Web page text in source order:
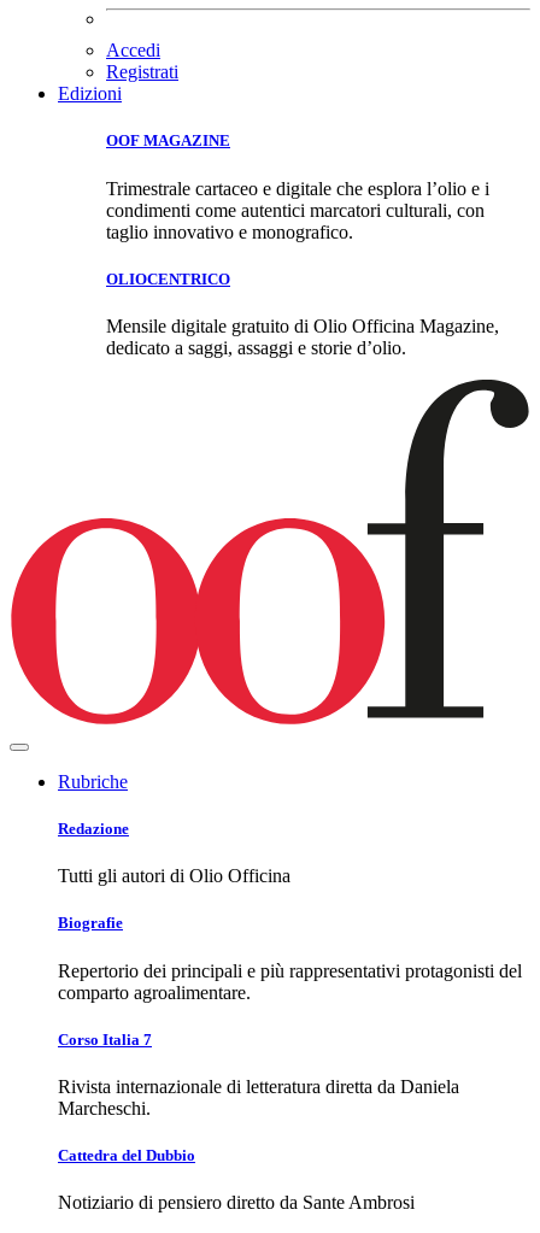
Accedi
Registrati
Edizioni
OOF MAGAZINE
Trimestrale cartaceo e digitale che esplora l’olio e i
condimenti come autentici marcatori culturali, con
taglio innovativo e monografico.
OLIOCENTRICO
Mensile digitale gratuito di Olio Officina Magazine,
dedicato a saggi, assaggi e storie d’olio.
Rubriche
Redazione
Tutti gli autori di Olio Officina
Biografie
Repertorio dei principali e più rappresentativi protagonisti del
comparto agroalimentare.
Corso Italia 7
Rivista internazionale di letteratura diretta da Daniela
Marcheschi.
Cattedra del Dubbio
Notiziario di pensiero diretto da Sante Ambrosi